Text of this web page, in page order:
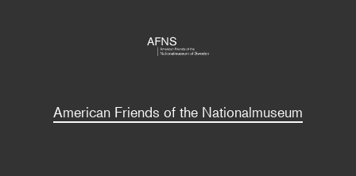
American Friends of the Nationalmuseum